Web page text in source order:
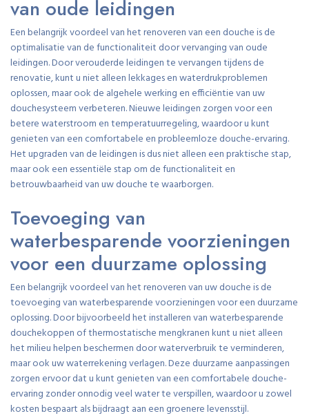
van oude leidingen
Een belangrijk voordeel van het renoveren van een douche is de
optimalisatie van de functionaliteit door vervanging van oude
leidingen. Door verouderde leidingen te vervangen tijdens de
renovatie, kunt u niet alleen lekkages en waterdrukproblemen
oplossen, maar ook de algehele werking en efficiëntie van uw
douchesysteem verbeteren. Nieuwe leidingen zorgen voor een
betere waterstroom en temperatuurregeling, waardoor u kunt
genieten van een comfortabele en probleemloze douche-ervaring.
Het upgraden van de leidingen is dus niet alleen een praktische stap,
maar ook een essentiële stap om de functionaliteit en
betrouwbaarheid van uw douche te waarborgen.
Toevoeging van
waterbesparende voorzieningen
voor een duurzame oplossing
Een belangrijk voordeel van het renoveren van uw douche is de
toevoeging van waterbesparende voorzieningen voor een duurzame
oplossing. Door bijvoorbeeld het installeren van waterbesparende
douchekoppen of thermostatische mengkranen kunt u niet alleen
het milieu helpen beschermen door waterverbruik te verminderen,
maar ook uw waterrekening verlagen. Deze duurzame aanpassingen
zorgen ervoor dat u kunt genieten van een comfortabele douche-
ervaring zonder onnodig veel water te verspillen, waardoor u zowel
kosten bespaart als bijdraagt aan een groenere levensstijl.